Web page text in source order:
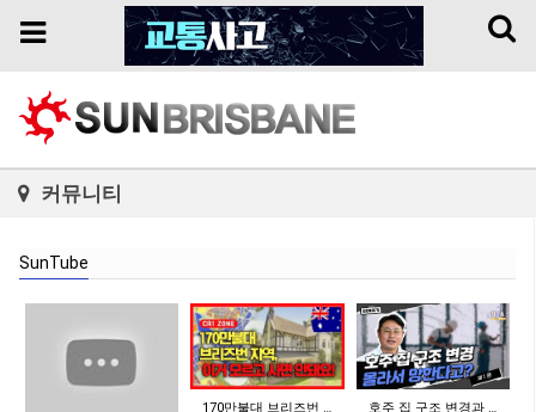
Toggle
Toggle
커뮤니티
SunTube
170만불대 브리즈번 … 호주 집 구조 변경과 …